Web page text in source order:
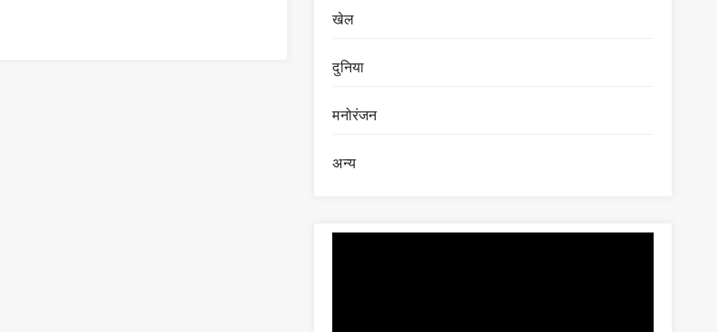
खेल
दुनिया
मनोरंजन
अन्य